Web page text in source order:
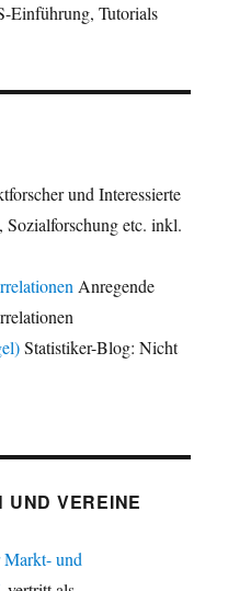
Einführung, Tutorials
und Interessierte
Sozialforschung etc. inkl.
Anregende
Statistiker-Blog: Nicht
UND VEREINE
und